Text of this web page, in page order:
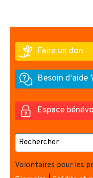
Faire un don
Besoin d'aide
Espace
Volontaires pour les